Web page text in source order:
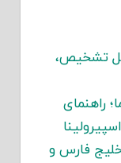
تشخیص،
راهنمای
خلیج فارس و